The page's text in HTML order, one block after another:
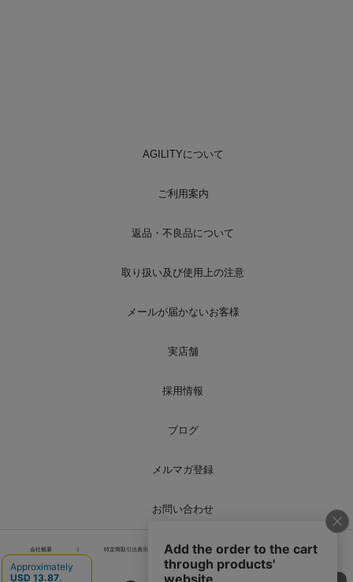
AGILITYについて
ご利用案内
返品・不良品について
取り扱い及び使用上の注意
メールが届かないお客様
実店舗
採用情報
ブログ
メルマガ登録
お問い合わせ
会社概要 | 特定商取引法表示 | 個人情報の取り扱い | サイトマップ